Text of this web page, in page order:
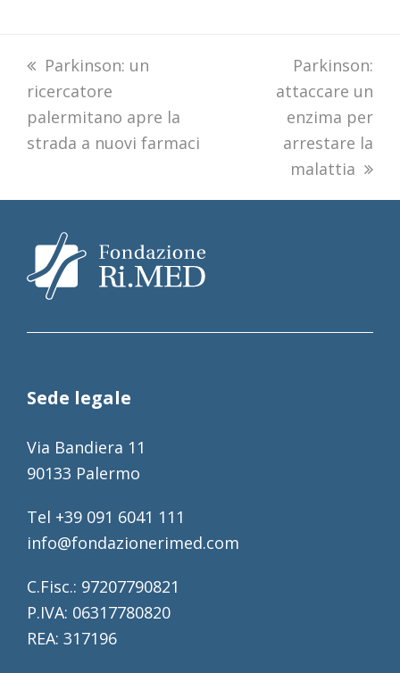
previous
post:
Parkinson: un
ricercatore
palermitano apre la
strada a nuovi farmaci
next
post:
Parkinson:
attaccare un
enzima per
arrestare la
malattia
Sede legale
Via Bandiera 11
90133 Palermo
Tel +39 091 6041 111
info@fondazionerimed.com
C.Fisc.: 97207790821
P.IVA: 06317780820
REA: 317196